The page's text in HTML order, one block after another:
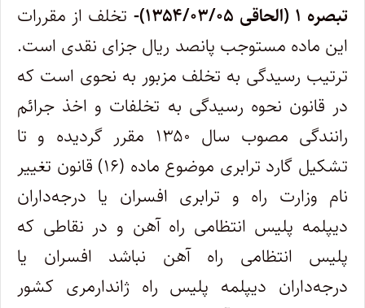
‌تبصره ۱ (الحاقی ۱۳۵۴/۰۳/۰۵)-
تخلف از مقررات
این ماده مستوجب پانصد ریال جزای نقدی است.
ترتیب رسیدگی به تخلف مزبور به نحوی است که
در قانون نحوه‌ رسیدگی به تخلفات و اخذ جرائم
رانندگی مصوب سال ۱۳۵۰ مقرر گردیده و تا
تشکیل گارد ترابری موضوع ماده (۱۶) قانون تغییر
نام وزارت راه و ترابری افسران یا درجه‌داران
دیپلمه پلیس انتظامی راه آهن و در نقاطی که
پلیس انتظامی راه آهن نباشد افسران یا
درجه‌داران دیپلمه پلیس راه ژاندارمری‌ کشور